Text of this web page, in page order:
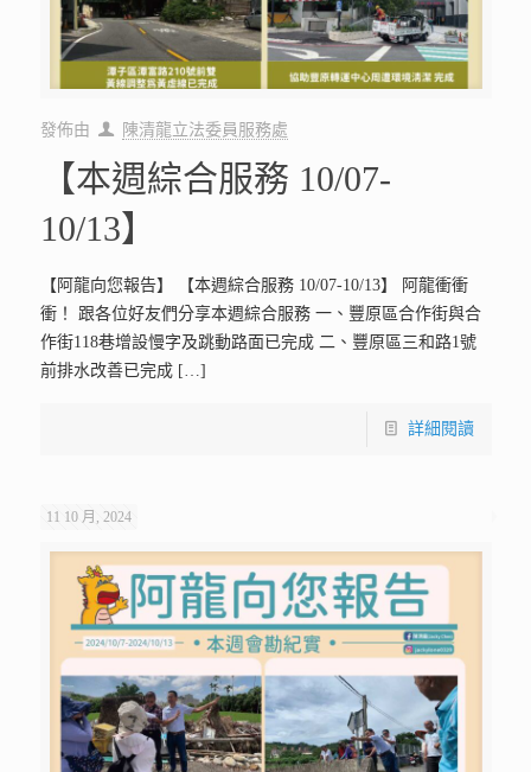
發佈由 陳清龍立法委員服務處
【本週綜合服務 10/07-
10/13】
【阿龍向您報告】 【本週綜合服務 10/07-10/13】 阿龍衝衝
衝！ 跟各位好友們分享本週綜合服務 一、豐原區合作街與合
作街118巷增設慢字及跳動路面已完成 二、豐原區三和路1號
前排水改善已完成 […]
詳細閱讀
11 10 月, 2024